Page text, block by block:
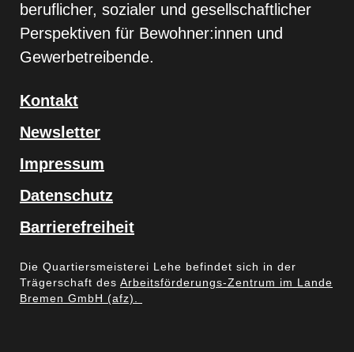
beruflicher, sozialer und gesellschaftlicher
Perspektiven für Bewohner:innen und
Gewerbetreibende.
Kontakt
Newsletter
Impressum
Datenschutz
Barrierefreiheit
Die Quartiersmeisterei Lehe befindet sich in der
Trägerschaft des Arbeitsförderungs-Zentrum im Lande
Bremen GmbH (afz).